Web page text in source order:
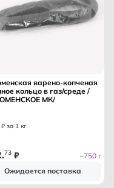
варено-копченая
кольцо в газ/среде /
МК/
₽ за 1 кг
.73 ₽
~750 г
Ожидается поставка